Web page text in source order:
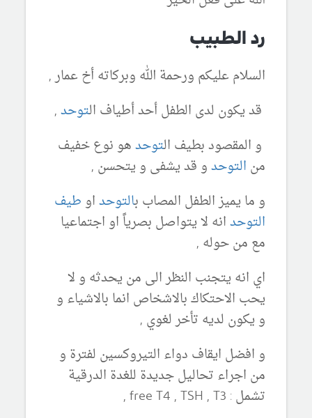
رد الطبيب
السلام عليكم ورحمة الله وبركاته أخ عمار ,
قد يكون لدى الطفل أحد أطياف التوحد,
و المقصود بطيف التوحدهو نوع خفيف
من التوحدو قد يشفى و يتحسن ,
و ما يميز الطفل المصاب بالتوحداو طيف
التوحدانه لا يتواصل بصرياً او اجتماعيا
مع من حوله ,
اي انه يتجنب النظر الى من يحدثه و لا
يحب الاحتكاك بالاشخاص انما بالاشياء و
و يكون لديه تأخر لغوي ,
و افضل ايقاف دواء التيروكسين لفترة و
من اجراء تحاليل جديدة للغدة الدرقية
تشمل : free T4 , TSH , T3 ,